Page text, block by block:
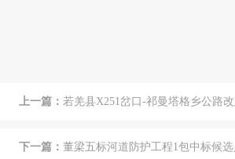
上一篇： 若羌县X251岔口-祁曼塔格乡公路
下一篇： 董梁五标河道防护工程1包中标候